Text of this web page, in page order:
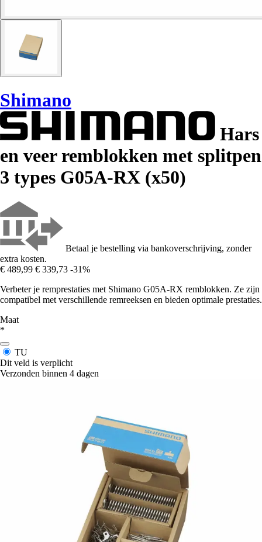
Shimano
Hars
en veer remblokken met splitpen
3 types G05A-RX (x50)
Betaal je bestelling via bankoverschrijving, zonder
extra kosten.
€ 489,99 € 339,73 -31%
Verbeter je remprestaties met Shimano G05A-RX remblokken. Ze zijn
compatibel met verschillende remreeksen en bieden optimale prestaties.
Maat
*
TU
Dit veld is verplicht
Verzonden binnen 4 dagen